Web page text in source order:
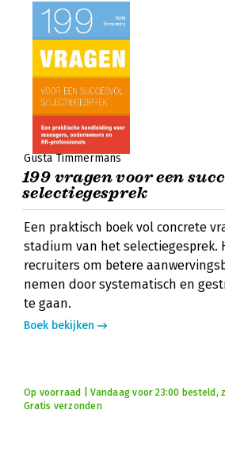
Gusta Timmermans
199 vragen voor een
selectiegesprek
Een praktisch boek vol concrete
stadium van het selectiegesprek.
recruiters om betere
nemen door systematisch en
te gaan.
Boek bekijken
Op voorraad | Vandaag voor 23:00 besteld,
Gratis verzonden